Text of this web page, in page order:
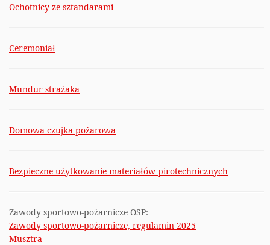
Ochotnicy ze sztandarami
Ceremoniał
Mundur strażaka
Domowa czujka pożarowa
Bezpieczne użytkowanie materiałów pirotechnicznych
Zawody sportowo-pożarnicze OSP:
Zawody sportowo-pożarnicze, regulamin 2025
Musztra